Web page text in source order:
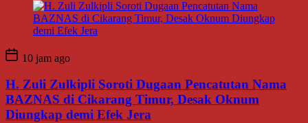
10 jam ago
H. Zuli Zulkipli Soroti Dugaan Pencatutan Nama
BAZNAS di Cikarang Timur, Desak Oknum
Diungkap demi Efek Jera